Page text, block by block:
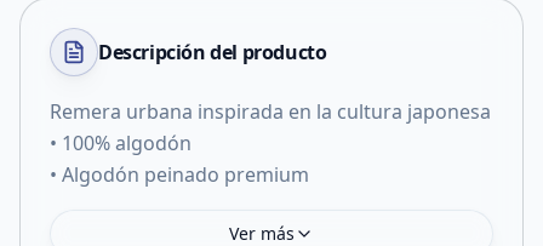
Descripción del producto
Remera urbana inspirada en la cultura japonesa
• 100% algodón
• Algodón peinado premium
Ver más